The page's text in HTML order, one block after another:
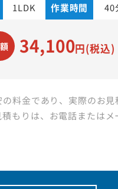
1LDK 作業時間 40
34,100円(税込)
料金であり、実際のお見
もりは、お電話またはメ